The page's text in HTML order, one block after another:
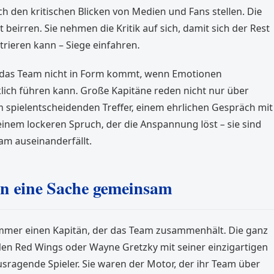
den kritischen Blicken von Medien und Fans stellen. Die
beirren. Sie nehmen die Kritik auf sich, damit sich der Rest
kann – Siege einfahren.
Team nicht in Form kommt, wenn Emotionen
führen kann. Große Kapitäne reden nicht nur über
spielentscheidenden Treffer, einem ehrlichen Gespräch mit
lockeren Spruch, der die Anspannung löst – sie sind
auseinanderfällt.
eine Sache gemeinsam
einen Kapitän, der das Team zusammenhält. Die ganz
Red Wings oder Wayne Gretzky mit seiner einzigartigen
Spieler. Sie waren der Motor, der ihr Team über